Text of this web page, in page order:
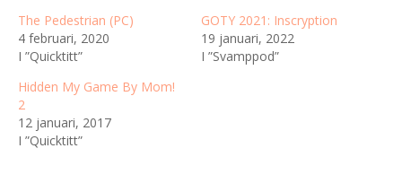
The Pedestrian (PC)
4 februari, 2020
I ”Quicktitt”
GOTY 2021: Inscryption
19 januari, 2022
I ”Svamppod”
Hidden My Game By Mom!
2
12 januari, 2017
I ”Quicktitt”